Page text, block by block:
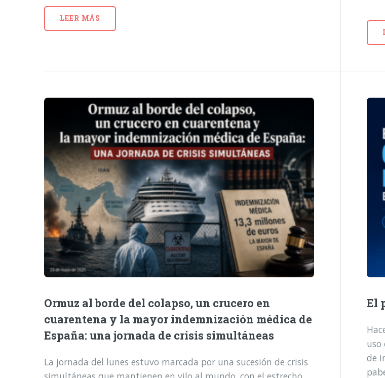
LEER MÁS
Ormuz al borde del colapso, un crucero en
cuarentena y la mayor indemnización médica de
España: una jornada de crisis simultáneas
La jornada del lunes estuvo marcada por una sucesión de crisis
El
de